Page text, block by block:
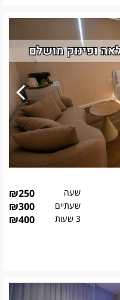
שעה ₪250
שעתיים ₪300
3 שעות ₪400